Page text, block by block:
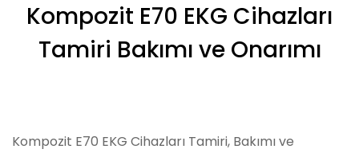
Kompozit E70 EKG Cihazları
Tamiri Bakımı ve Onarımı
Kompozit E70 EKG Cihazları Tamiri, Bakımı ve